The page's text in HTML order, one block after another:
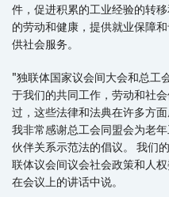
件，促进积累的工业经验的转
的劳动和健康，提供就业保障
供社会服务。
"独联体国家议会间大会和总工
于我们的共同工作，劳动和社
过，这些法律和法典在许多方
我非常感谢总工会同盟会为老
伙伴关系示范法的倡议。 我们
联体议会间议会社会政策和人
在会议上的讲话中说。